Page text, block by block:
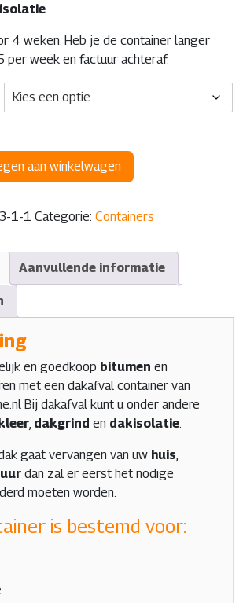
4 weken. Heb je de container langer
per week en factuur achteraf.
aan winkelwagen
1-1 Categorie: Containers
Aanvullende informatie
en goedkoop bitumen en
met een dakafval container van
Bij dakafval kunt u onder andere
dakgrind en dakisolatie
gaat vervangen van uw huis
dan zal er eerst het nodige
moeten worden.
is bestemd voor: